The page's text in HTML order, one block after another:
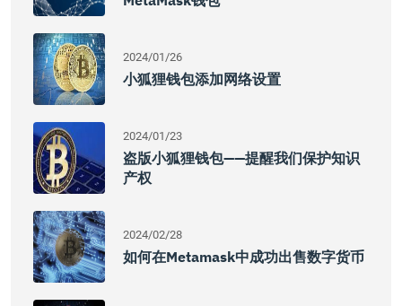
2024/01/26
小狐狸钱包添加网络设置
2024/01/23
盗版小狐狸钱包——提醒我们保护知识
产权
2024/02/28
如何在Metamask中成功出售数字货币